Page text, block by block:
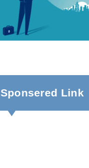
Sponsered Link